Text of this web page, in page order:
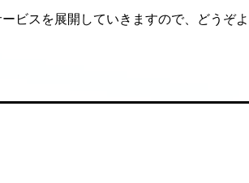
ビスを展開していきますので、どうぞよ